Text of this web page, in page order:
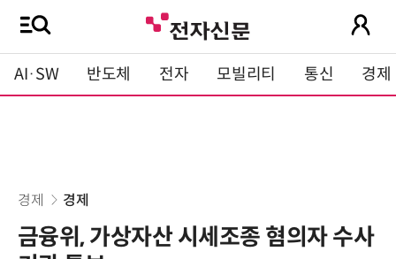
AI·SW 반도체 전자 모빌리티 통신 경제
경제 경제
금융위, 가상자산 시세조종 혐의자 수사